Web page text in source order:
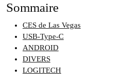
Sommaire
CES de Las Vegas
USB-Type-C
ANDROID
DIVERS
LOGITECH